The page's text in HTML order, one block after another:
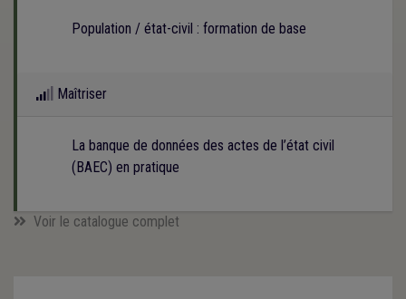
Population / état-civil : formation de base
Maîtriser
La banque de données des actes de l’état civil
(BAEC) en pratique
Voir le catalogue complet